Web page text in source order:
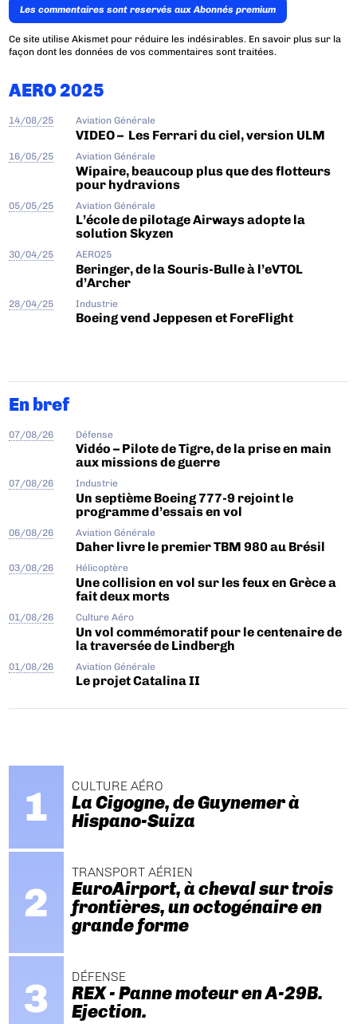
Les commentaires sont reservés aux Abonnés premium
Ce site utilise Akismet pour réduire les indésirables. En savoir plus sur la
façon dont les données de vos commentaires sont traitées.
AERO 2025
14/08/25 Aviation Générale
VIDEO – Les Ferrari du ciel, version ULM
16/05/25 Aviation Générale
Wipaire, beaucoup plus que des flotteurs
pour hydravions
05/05/25 Aviation Générale
L’école de pilotage Airways adopte la
solution Skyzen
30/04/25 AERO25
Beringer, de la Souris-Bulle à l’eVTOL
d’Archer
28/04/25 Industrie
Boeing vend Jeppesen et ForeFlight
En bref
07/08/26 Défense
Vidéo – Pilote de Tigre, de la prise en main
aux missions de guerre
07/08/26 Industrie
Un septième Boeing 777-9 rejoint le
programme d’essais en vol
06/08/26 Aviation Générale
Daher livre le premier TBM 980 au Brésil
03/08/26 Hélicoptère
Une collision en vol sur les feux en Grèce a
fait deux morts
01/08/26 Culture Aéro
Un vol commémoratif pour le centenaire de
la traversée de Lindbergh
01/08/26 Aviation Générale
Le projet Catalina II
CULTURE AÉRO
La Cigogne, de Guynemer à
Hispano-Suiza
TRANSPORT AÉRIEN
EuroAirport, à cheval sur trois
frontières, un octogénaire en
grande forme
DÉFENSE
REX - Panne moteur en A-29B.
Ejection.